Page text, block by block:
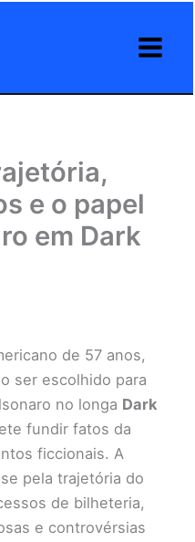
e o papel
em Dark
de 57 anos,
ser escolhido para
no longa Dark
fundir fatos da
ficcionais. A
pela trajetória do
de bilheteria,
e controvérsias